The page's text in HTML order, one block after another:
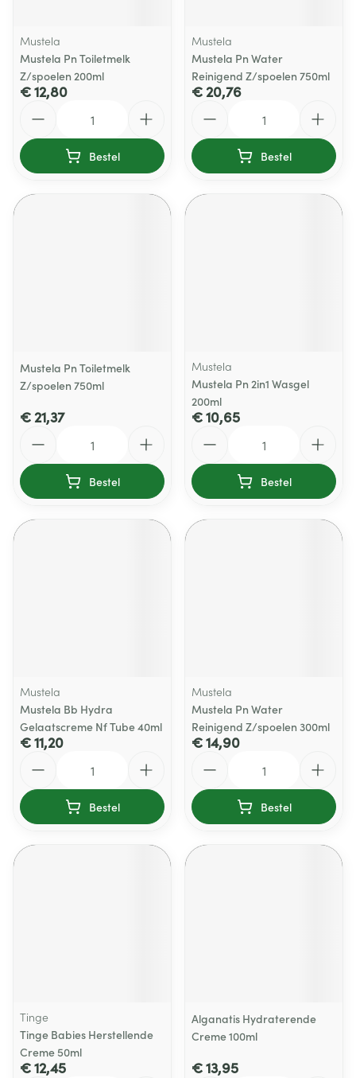
Mustela
Mustela Pn Toiletmelk
Z/spoelen 200ml
€ 12,80
Bestel
Mustela
Mustela Pn Water
Reinigend Z/spoelen 750ml
€ 20,76
Bestel
Mustela Pn Toiletmelk
Z/spoelen 750ml
€ 21,37
Bestel
Mustela
Mustela Pn 2in1 Wasgel
200ml
€ 10,65
Bestel
Mustela
Mustela Bb Hydra
Gelaatscreme Nf Tube 40ml
€ 11,20
Bestel
Mustela
Mustela Pn Water
Reinigend Z/spoelen 300ml
€ 14,90
Bestel
Tinge
Tinge Babies Herstellende
Creme 50ml
€ 12,45
Alganatis Hydraterende
Creme 100ml
€ 13,95